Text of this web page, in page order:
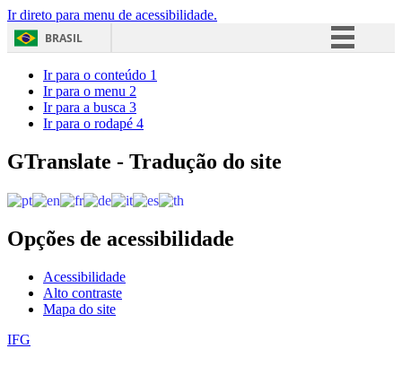
Ir direto para menu de acessibilidade.
BRASIL
Acesso à informação
Ir para o conteúdo 1
Ir para o menu 2
Ir para a busca 3
Ir para o rodapé 4
GTranslate - Tradução do site
Opções de acessibilidade
Acessibilidade
Alto contraste
Mapa do site
IFG